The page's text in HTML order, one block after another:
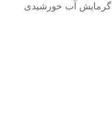
گرمایش آب خورشیدی